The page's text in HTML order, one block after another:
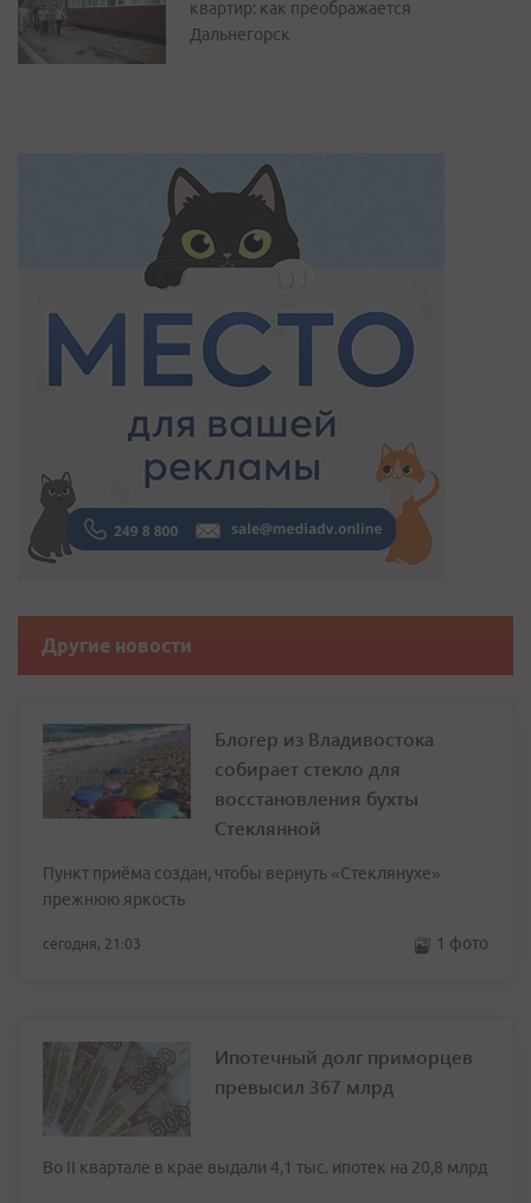
квартир: как преображается
Дальнегорск
Другие новости
Блогер из Владивостока
собирает стекло для
восстановления бухты
Стеклянной
Пункт приёма создан, чтобы вернуть «Стеклянухе»
прежнюю яркость
сегодня, 21:03 1 фото
Ипотечный долг приморцев
превысил 367 млрд
Во II квартале в крае выдали 4,1 тыс. ипотек на 20,8 млрд